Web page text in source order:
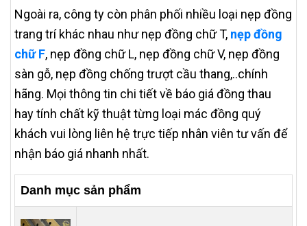
Ngoài ra, công ty còn phân phối nhiều loại nẹp đồng
trang trí khác nhau như nẹp đồng chữ T, nẹp đồng
chữ F, nẹp đồng chữ L, nẹp đồng chữ V, nẹp đồng
sàn gỗ, nẹp đồng chống trượt cầu thang,..chính
hãng. Mọi thông tin chi tiết về báo giá đồng thau
hay tính chất kỹ thuật từng loại mác đồng quý
khách vui lòng liên hệ trực tiếp nhân viên tư vấn để
nhận báo giá nhanh nhất.
Danh mục sản phẩm